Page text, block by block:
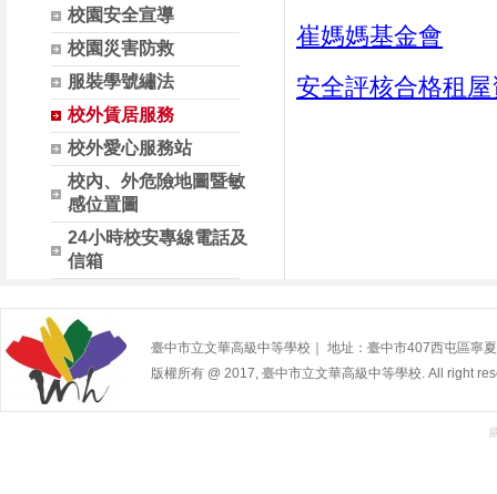
校園安全宣導
校園災害防救
服裝學號繡法
校外賃居服務
校外愛心服務站
校內、外危險地圖暨敏
感位置圖
24小時校安專線電話及
信箱
崔媽媽基金會
安全評核合格租
臺中市立文華高級中等學校｜ 地址：臺中市407西屯區
版權所有 @ 2017, 臺中市立文華高級中等學校. All right